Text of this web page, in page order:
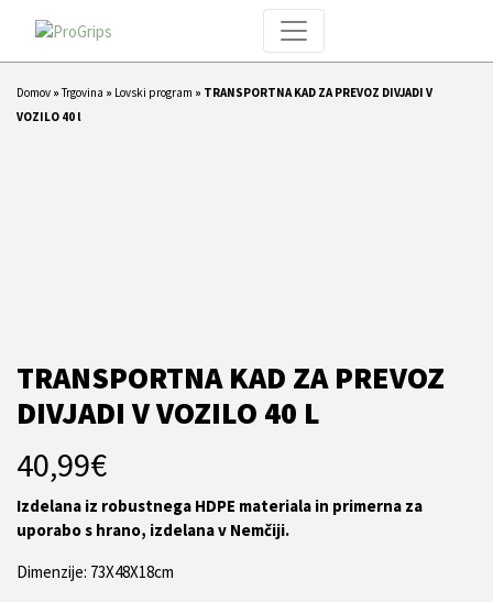
Domov »Trgovina » Lovski program » TRANSPORTNA KAD ZA PREVOZ DIVJADI V
VOZILO 40 l
TRANSPORTNA KAD ZA PREVOZ
DIVJADI V VOZILO 40 L
40,99€
Izdelana iz robustnega HDPE materiala in primerna za
uporabo s hrano, izdelana v Nemčiji.
Dimenzije: 73X48X18cm